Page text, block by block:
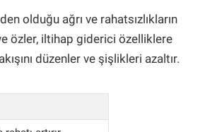
olduğu ağrı ve rahatsızlıkların
özler, iltihap giderici özelliklere
düzenler ve şişlikleri azaltır.